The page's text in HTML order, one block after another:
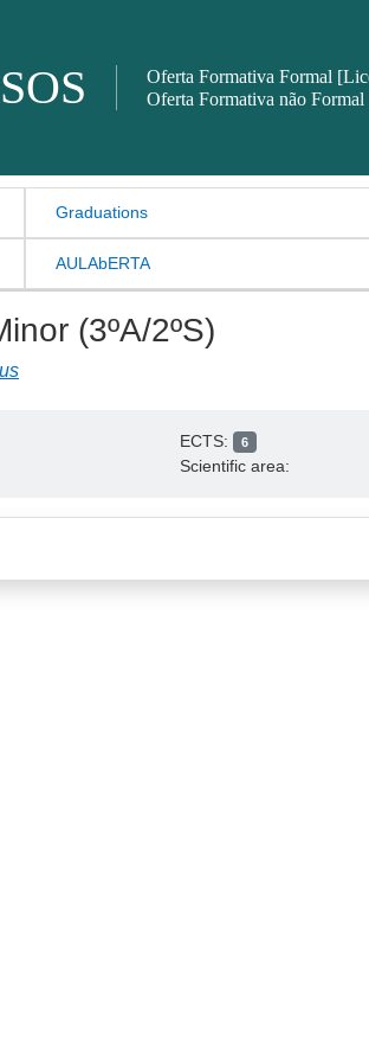
Oferta Formativa Formal
Oferta Formativa não
Graduations
AULAbERTA
(3ºA/2ºS)
ECTS: 6
Scientific area: